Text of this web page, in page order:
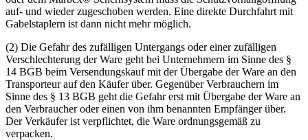
auf- und wieder zugeschoben werden. Eine direkte Durchfahrt mit
Gabelstaplern ist dann nicht mehr möglich.
(2) Die Gefahr des zufälligen Untergangs oder einer zufälligen
Verschlechterung der Ware geht bei Unternehmern im Sinne des §
14 BGB beim Versendungskauf mit der Übergabe der Ware an den
Transporteur auf den Käufer über. Gegenüber Verbrauchern im
Sinne des § 13 BGB geht die Gefahr erst mit Übergabe der Ware an
den Verbraucher oder einen von ihm benannten Empfänger über.
Der Verkäufer ist verpflichtet, die Ware ordnungsgemäß zu
verpacken.